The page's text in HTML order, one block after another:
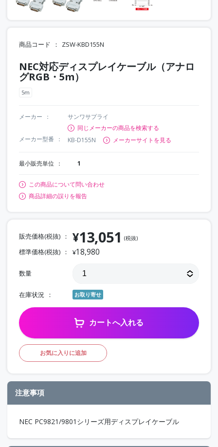
商品コード ZSW-KBD155N
NEC対応ディスプレイケーブル（アナロ
グRGB・5m）
5m
メーカー
サンワサプライ
同じメーカーの商品を検索する
メーカー型番
KB-D155N メーカーサイトを見る
最小販売単位 1
この商品について問い合わせ
商品詳細の誤りを報告
販売価格(税抜) ¥13,051 (税抜)
標準価格(税抜) ¥18,980
数量
在庫状況 お取り寄せ
カートへ入れる
お気に入りに追加
注意事項
NEC PC9821/9801シリーズ用ディスプレイケーブル